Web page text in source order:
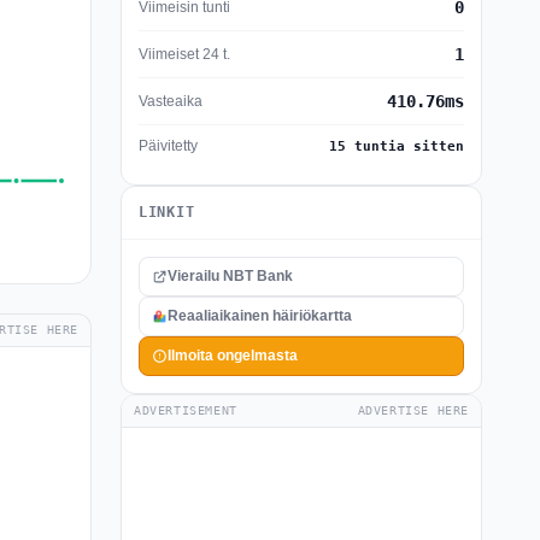
HERE
Viimeisin tunti 0
Viimeiset 24 t. 1
Vasteaika 410.76ms
Päivitetty 15 tuntia sitten
LINKIT
Vierailu NBT Bank
Reaaliaikainen häiriökartta
Ilmoita ongelmasta
ADVERTISEMENT ADVERTISE HERE